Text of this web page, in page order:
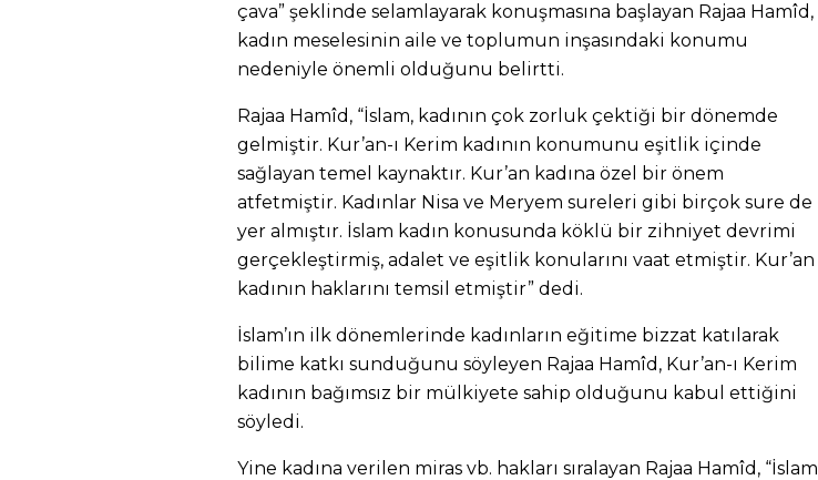
çava” şeklinde selamlayarak konuşmasına başlayan Rajaa Hamîd,
kadın meselesinin aile ve toplumun inşasındaki konumu
nedeniyle önemli olduğunu belirtti.
Rajaa Hamîd, “İslam, kadının çok zorluk çektiği bir dönemde
gelmiştir. Kur’an-ı Kerim kadının konumunu eşitlik içinde
sağlayan temel kaynaktır. Kur’an kadına özel bir önem
atfetmiştir. Kadınlar Nisa ve Meryem sureleri gibi birçok sure de
yer almıştır. İslam kadın konusunda köklü bir zihniyet devrimi
gerçekleştirmiş, adalet ve eşitlik konularını vaat etmiştir. Kur’an
kadının haklarını temsil etmiştir” dedi.
İslam’ın ilk dönemlerinde kadınların eğitime bizzat katılarak
bilime katkı sunduğunu söyleyen Rajaa Hamîd, Kur’an-ı Kerim
kadının bağımsız bir mülkiyete sahip olduğunu kabul ettiğini
söyledi.
Yine kadına verilen miras vb. hakları sıralayan Rajaa Hamîd, “İslam